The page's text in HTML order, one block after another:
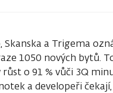
a Trigema
1050 nových bytů.
o 91 % vůči 3Q
a developeři